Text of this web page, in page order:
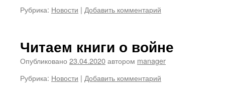
Рубрика: Новости | Добавить комментарий
Читаем книги о войне
Опубликовано 23.04.2020автором manager
Рубрика: Новости | Добавить комментарий